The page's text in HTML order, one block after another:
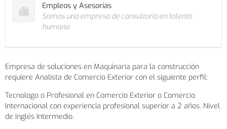
Empleos y Asesorías
Somos una empresa de consultoría en talento
humano
Empresa de soluciones en Maquinaria para la construcción
requiere Analista de Comercio Exterior con el siguiente perfil:
Tecnologo o Profesional en Comercio Exterior o Comercio
Internacional con experiencia profesional superior a 2 años. Nivel
de Inglés Intermedio.